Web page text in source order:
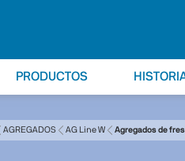
PRODUCTOS
AGREGADOS AG Line W Agregados de